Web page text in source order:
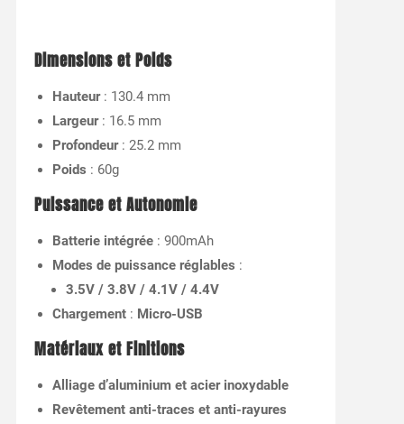
Dimensions et Poids
Hauteur: 130.4 mm
Largeur: 16.5 mm
Profondeur: 25.2 mm
Poids : 60g
Puissance et Autonomie
Batterie intégrée: 900mAh
Modes de puissance réglables :
3.5V / 3.8V / 4.1V / 4.4V
Chargement: Micro-USB
Matériaux et Finitions
Alliage d’aluminium et acier inoxydable
Revêtement anti-traces et anti-rayures